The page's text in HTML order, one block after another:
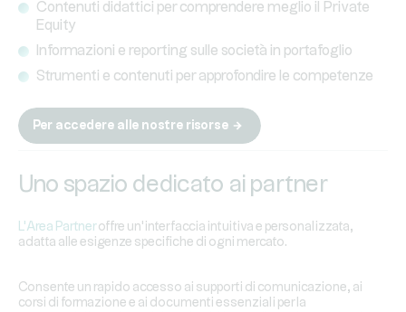
Contenuti didattici per comprendere meglio il Private
Equity
Informazioni e reporting sulle società in portafoglio
Strumenti e contenuti per approfondire le competenze
Per accedere alle nostre risorse
Uno spazio dedicato ai partner
L'Area Partneroffre un’interfaccia intuitiva e personalizzata,
adatta alle esigenze specifiche di ogni mercato.
Consente un rapido accesso ai supporti di comunicazione, ai
corsi di formazione e ai documenti essenziali per la